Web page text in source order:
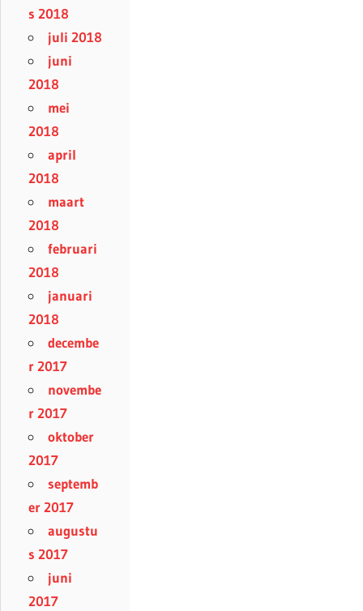
s 2018
juli 2018
juni
2018
mei
2018
april
2018
maart
2018
februari
2018
januari
2018
decembe
r 2017
novembe
r 2017
oktober
2017
septemb
er 2017
augustu
s 2017
juni
2017